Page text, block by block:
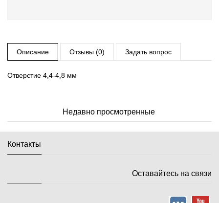
Описание Отзывы (0) Задать вопрос
Отверстие 4,4-4,8 мм
Недавно просмотренные
Контакты
Оставайтесь на связи